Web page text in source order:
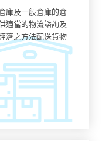
庫及一般倉庫的倉
適當的物流諮詢及
濟之方法配送貨物